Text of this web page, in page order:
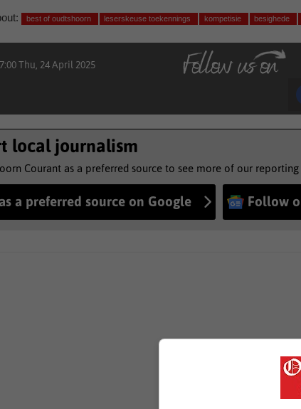
best of oudtshoorn leserskeuse toekennings kompetisie besighede
Thu, 24 April 2025
local journalism
Courant as a preferred source to see more of our
a preferred source on Google Follow